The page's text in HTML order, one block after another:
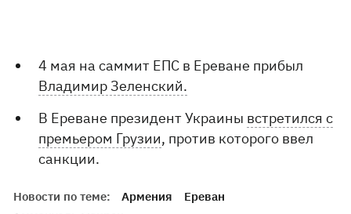
4 мая на саммит ЕПС в Ереване прибыл
Владимир Зеленский.
В Ереване президент Украины встретился с
премьером Грузии, против которого ввел
санкции.
Новости по теме: Армения
Ереван